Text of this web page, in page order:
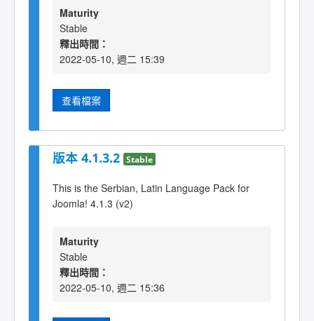
Maturity
Stable
釋出時間：
2022-05-10, 週二 15:39
查看檔案
版本 4.1.3.2 Stable
This is the Serbian, Latin Language Pack for
Joomla! 4.1.3 (v2)
Maturity
Stable
釋出時間：
2022-05-10, 週二 15:36